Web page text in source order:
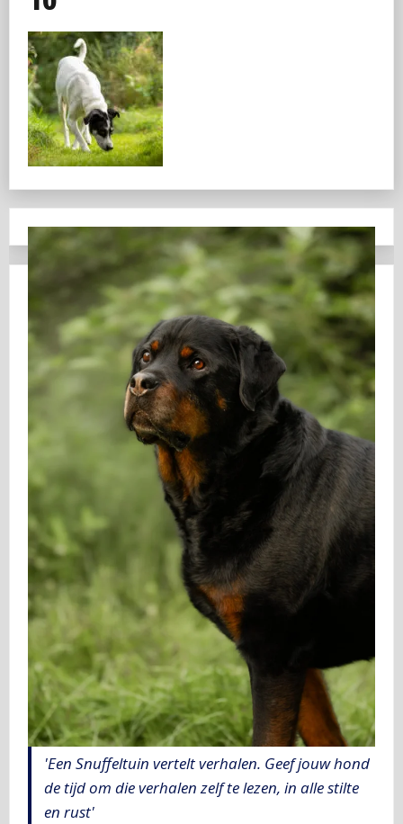
'Een Snuffeltuin vertelt verhalen. Geef jouw hond
de tijd om die verhalen zelf te lezen, in alle stilte
en rust'